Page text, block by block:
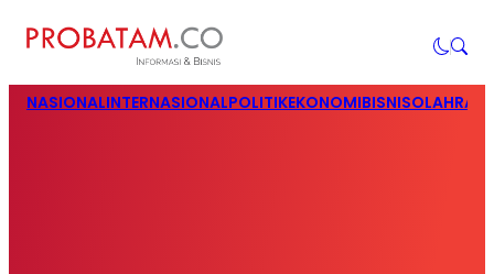
NASIONALINTERNASIONALPOLITIKEKONOMIBISNIS